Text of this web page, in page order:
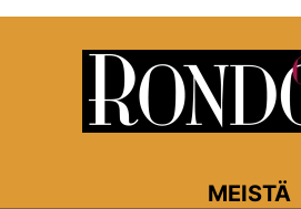
MEISTÄ